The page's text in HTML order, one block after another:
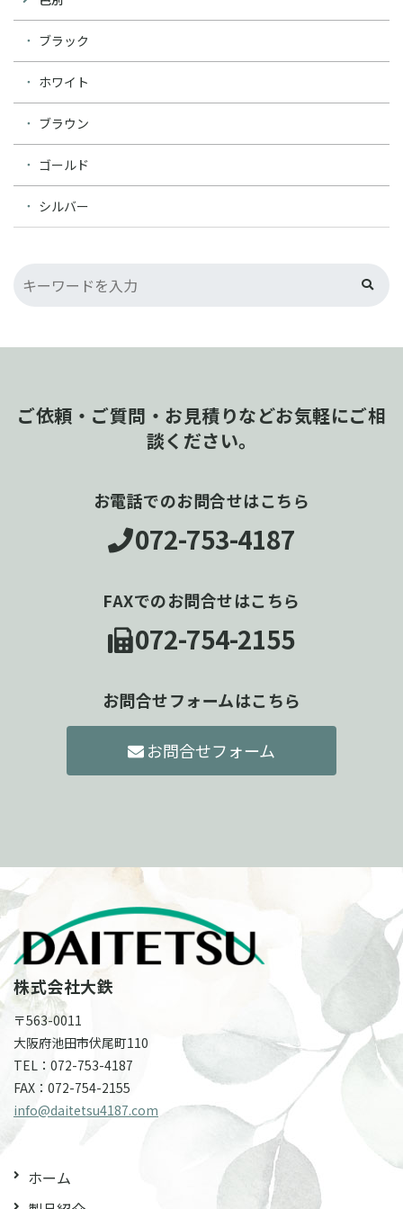
ブラック
ホワイト
ブラウン
ゴールド
シルバー
ご依頼・ご質問・お見積りなどお気軽にご相
談ください。
お電話でのお問合せはこちら
072-753-4187
FAXでのお問合せはこちら
072-754-2155
お問合せフォームはこちら
お問合せフォーム
株式会社大鉄
〒563-0011
大阪府池田市伏尾町110
TEL： 072-753-4187
FAX： 072-754-2155
info@daitetsu4187.com
ホーム